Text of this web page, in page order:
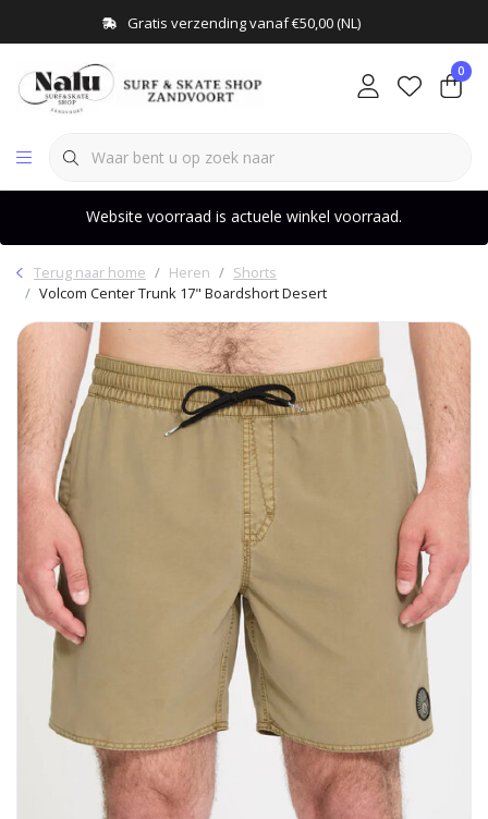
Gratis verzending vanaf €50,00 (NL)
0
Website voorraad is actuele winkel voorraad.
Terug naar home Heren
Shorts
Volcom Center Trunk 17" Boardshort Desert